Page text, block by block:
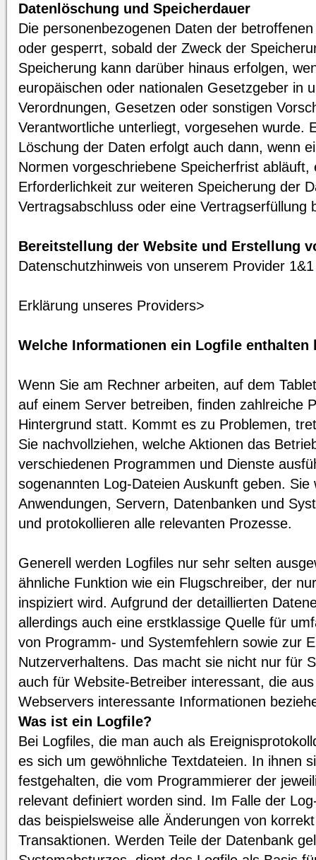
Datenlöschung und Speicherdauer
Die personenbezogenen Daten der
oder gesperrt, sobald der Zweck der
Speicherung kann darüber hinaus erfolgen,
europäischen oder nationalen Gesetzgeber in
Verordnungen, Gesetzen oder sonstigen
Verantwortliche unterliegt, vorgesehen wurde.
Löschung der Daten erfolgt auch dann, wenn
Normen vorgeschriebene Speicherfrist abläuft,
Erforderlichkeit zur weiteren Speicherung der
Vertragsabschluss oder eine Vertragserfüllung
Bereitstellung der Website und Erstellung
Datenschutzhinweis von unserem Provider 1&1
Erklärung unseres Providers>
Welche Informationen ein Logfile enthalten
Wenn Sie am Rechner arbeiten, auf dem
auf einem Server betreiben, finden zahlreiche
Hintergrund statt. Kommt es zu Problemen,
Sie nachvollziehen, welche Aktionen das
verschiedenen Programmen und Dienste
sogenannten Log-Dateien Auskunft geben.
Anwendungen, Servern, Datenbanken und
und protokollieren alle relevanten Prozesse.
Generell werden Logfiles nur sehr selten
ähnliche Funktion wie ein Flugschreiber, der
inspiziert wird. Aufgrund der detaillierten
allerdings auch eine erstklassige Quelle für
von Programm- und Systemfehlern sowie zur
Nutzerverhaltens. Das macht sie nicht nur für
auch für Website-Betreiber interessant, die
Webservers interessante Informationen
Was ist ein Logfile?
Bei Logfiles, die man auch als
es sich um gewöhnliche Textdateien. In ihnen
festgehalten, die vom Programmierer der
relevant definiert worden sind. Im Falle der
das beispielsweise alle Änderungen von
Transaktionen. Werden Teile der Datenbank